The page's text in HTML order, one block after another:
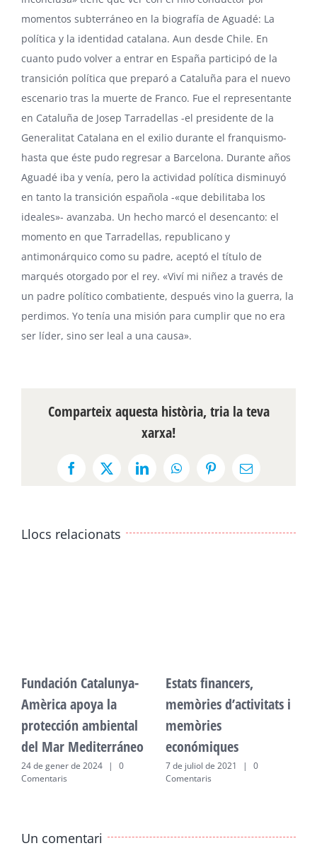
momentos subterráneo en la biografía de Aguadé: La
política y la identidad catalana. Aun desde Chile. En
cuanto pudo volver a entrar en España participó de la
transición política que preparó a Cataluña para el nuevo
escenario tras la muerte de Franco. Fue el representante
en Cataluña de Josep Tarradellas -el presidente de la
Generalitat Catalana en el exilio durante el franquismo-
hasta que éste pudo regresar a Barcelona. Durante años
Aguadé iba y venía, pero la actividad política disminuyó
en tanto la transición española -«que debilitaba los
ideales»- avanzaba. Un hecho marcó el desencanto: el
momento en que Tarradellas, republicano y
antimonárquico como su padre, aceptó el título de
marqués otorgado por el rey. «Viví mi niñez a través de
un padre político combatiente, después vino la guerra, la
perdimos. Yo tenía una misión para cumplir que no era
ser líder, sino ser leal a una causa».
Comparteix aquesta història, tria la teva
xarxa!
Facebook
X LinkedInWhatsAppPinterestEmail:
Llocs relacionats
Fundación Catalunya-
Amèrica apoya la
protección ambiental
del Mar Mediterráneo
24 de gener de 2024 |
0
Comentaris
Estats financers,
memòries d’activitats i
memòries
económiques
7 de juliol de 2021 |
0
Comentaris
Un comentari